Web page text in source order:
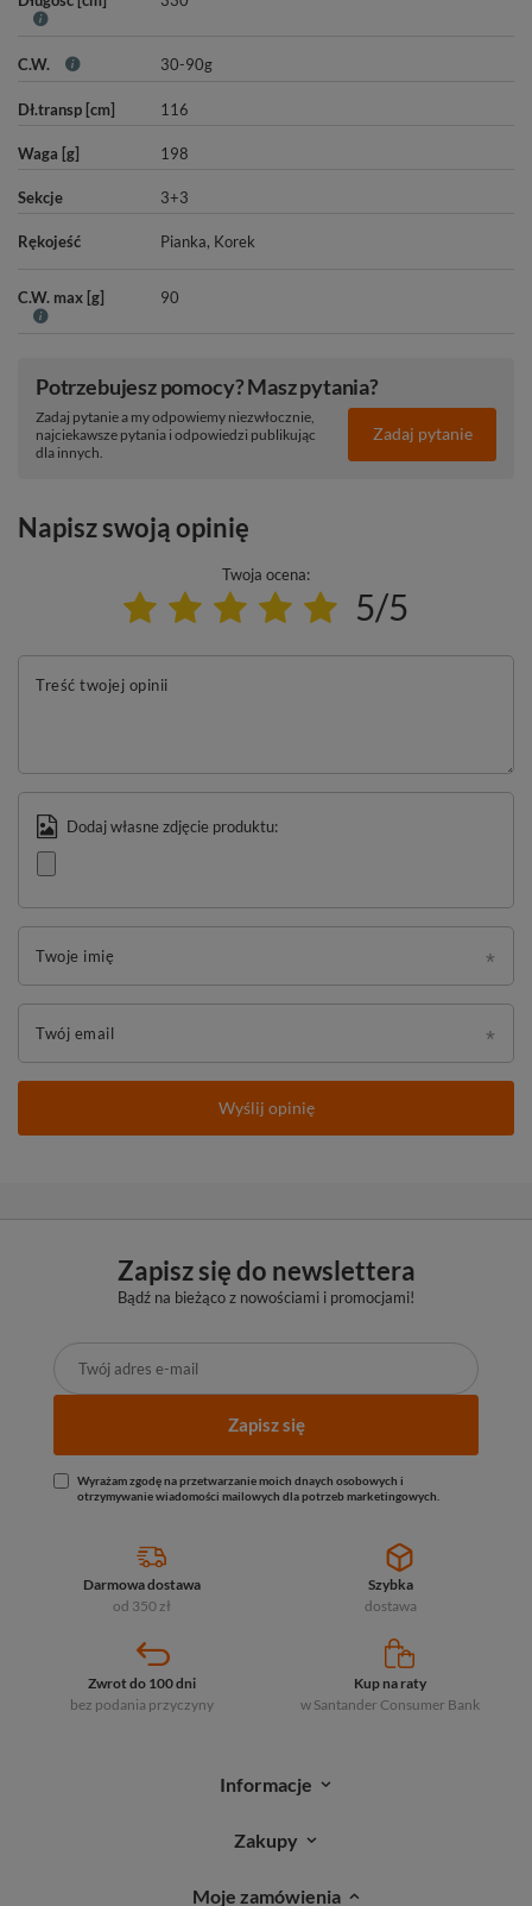
C.W. 30-90g
Dł.transp [cm] 116
Waga [g] 198
Sekcje 3+3
Rękojeść Pianka, Korek
C.W. max [g] 90
Potrzebujesz pomocy? Masz pytania?
Zadaj pytanie a my odpowiemy niezwłocznie,
najciekawsze pytania i odpowiedzi publikując
dla innych.
Zadaj pytanie
Napisz swoją opinię
Twoja ocena:
5/5
Treść twojej opinii
Dodaj własne zdjęcie produktu:
Twoje imię
Twój email
Wyślij opinię
Zapisz się do newslettera
Bądź na bieżąco z nowościami i promocjami!
Zapisz się
Wyrażam zgodę na przetwarzanie moich dnaych osobowych i
otrzymywanie wiadomości mailowych dla potrzeb marketingowych.
Darmowa dostawa
od 350 zł
Szybka
dostawa
Zwrot do 100 dni
bez podania przyczyny
Kup na raty
w Santander Consumer Bank
Informacje
Zakupy
Moje zamówienia